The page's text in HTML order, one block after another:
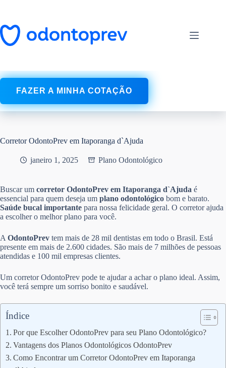
conteúdo
FAZER A MINHA COTAÇÃO
Corretor OdontoPrev em Itaporanga d`Ajuda
janeiro 1, 2025 Plano Odontológico
Buscar um corretor OdontoPrev em Itaporanga d`Ajuda é
essencial para quem deseja um plano odontológico bom e barato.
Saúde bucal importante para nossa felicidade geral. O corretor ajuda
a escolher o melhor plano para você.
A OdontoPrev tem mais de 28 mil dentistas em todo o Brasil. Está
presente em mais de 2.600 cidades. São mais de 7 milhões de pessoas
atendidas e 100 mil empresas clientes.
Um corretor OdontoPrev pode te ajudar a achar o plano ideal. Assim,
você terá sempre um sorriso bonito e saudável.
Índice
Por que Escolher OdontoPrev para seu Plano Odontológico?
Vantagens dos Planos Odontológicos OdontoPrev
Como Encontrar um Corretor OdontoPrev em Itaporanga